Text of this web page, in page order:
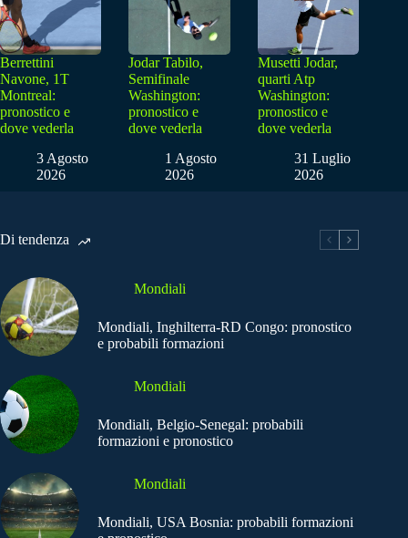
Berrettini
Navone, 1T
Montreal:
pronostico e
dove vederla
3 Agosto
2026
Jodar Tabilo,
Semifinale
Washington:
pronostico e
dove vederla
1 Agosto
2026
Musetti Jodar,
quarti Atp
Washington:
pronostico e
dove vederla
31 Luglio
2026
Di tendenza
Mondiali
Mondiali, Inghilterra-RD Congo: pronostico
e probabili formazioni
Mondiali
Mondiali, Belgio-Senegal: probabili
formazioni e pronostico
Mondiali
Mondiali, USA Bosnia: probabili formazioni